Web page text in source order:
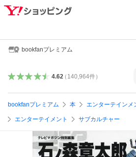
bookfanプレミアム
4.62（ 140,964件）
bookfanプレミアム 本 エンターテインメ
エンターテイメント サブカルチャー